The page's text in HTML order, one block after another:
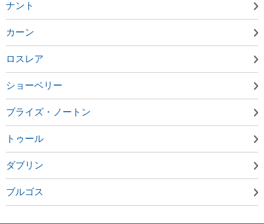
ナント
カーン
ロスレア
ショーベリー
ブライズ・ノートン
トゥール
ダブリン
ブルゴス